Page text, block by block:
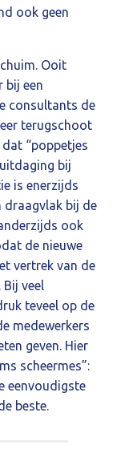
ook geen
Ooit
bij een
consultants de
terugschoot
“poppetjes
bij
is enerzijds
draagvlak bij de
ook
de nieuwe
vertrek van de
Bij veel
teveel op de
medewerkers
geven. Hier
scheermes”:
eenvoudigste
beste.